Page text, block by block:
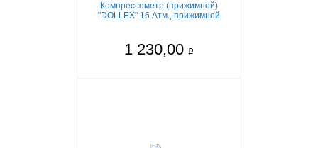
Компрессометр (прижимной)
"DOLLEX" 16 Атм., прижимной
1 230,00 q